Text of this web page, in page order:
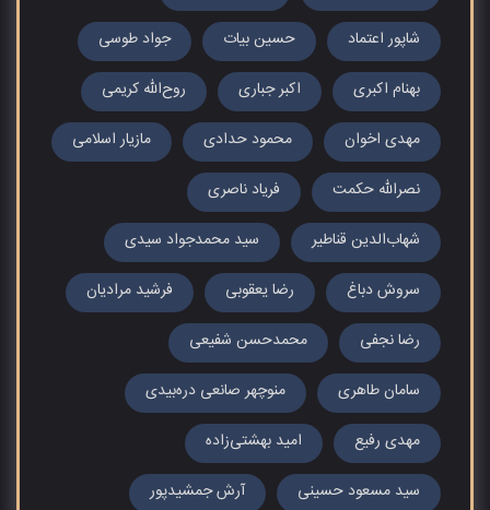
شاپور اعتماد حسین بیات جواد طوسی
بهنام اکبری اکبر جباری روح‌الله کریمی
مهدی اخوان محمود حدادی مازیار اسلامی
نصراللّه حکمت فریاد ناصری
شهاب‌الدین قناطیر سید محمدجواد سیدی
سروش دباغ رضا یعقوبی فرشید مرادیان
رضا نجفی محمدحسن شفیعی
سامان طاهری منوچهر صانعی دره‌بیدی
مهدی رفیع امید بهشتی‌زاده
سید مسعود حسینی آرش جمشیدپور